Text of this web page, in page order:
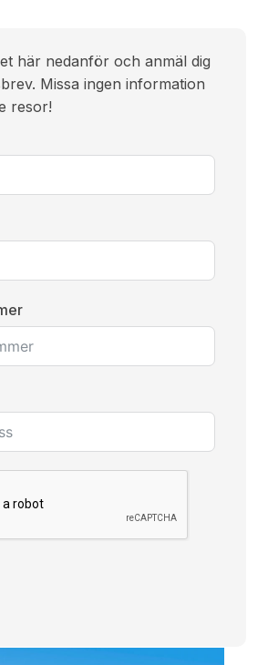
här nedanför och anmäl dig
Missa ingen information
resor!